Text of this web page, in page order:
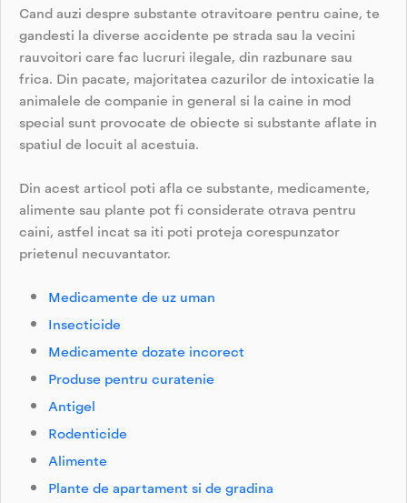
Cand auzi despre substante otravitoare pentru caine, te
gandesti la diverse accidente pe strada sau la vecini
rauvoitori care fac lucruri ilegale, din razbunare sau
frica. Din pacate, majoritatea cazurilor de intoxicatie la
animalele de companie in general si la caine in mod
special sunt provocate de obiecte si substante aflate in
spatiul de locuit al acestuia.
Din acest articol poti afla ce substante, medicamente,
alimente sau plante pot fi considerate otrava pentru
caini, astfel incat sa iti poti proteja corespunzator
prietenul necuvantator.
Medicamente de uz uman
Insecticide
Medicamente dozate incorect
Produse pentru curatenie
Antigel
Rodenticide
Alimente
Plante de apartament si de gradina